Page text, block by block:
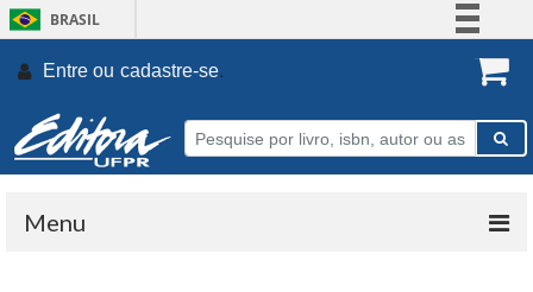
BRASIL
Participe
Entre ou cadastre-se.
Menu